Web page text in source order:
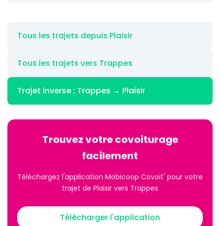
Tous les trajets depuis Plaisir
Tous les trajets vers Trappes
Trajet inverse : Trappes → Plaisir
Trouvez votre covoiturage
facilement
Téléchargez l'application Mobicoop Covoit' pour votre
trajet de Plaisir vers Trappes
Télécharger l'application